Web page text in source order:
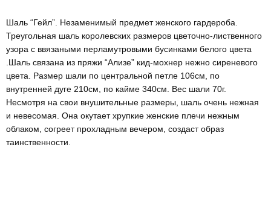
Шаль “Гейл”. Незаменимый предмет женского гардероба.
Треугольная шаль королевских размеров цветочно-лиственного
узора с ввязаными перламутровыми бусинками белого цвета
.Шаль связана из пряжи “Ализе” кид-мохнер нежно сиреневого
цвета. Размер шали по центральной петле 106см, по
внутренней дуге 210см, по кайме 340см. Вес шали 70г.
Несмотря на свои внушительные размеры, шаль очень нежная
и невесомая. Она окутает хрупкие женские плечи нежным
облаком, согреет прохладным вечером, создаст образ
таинственности.